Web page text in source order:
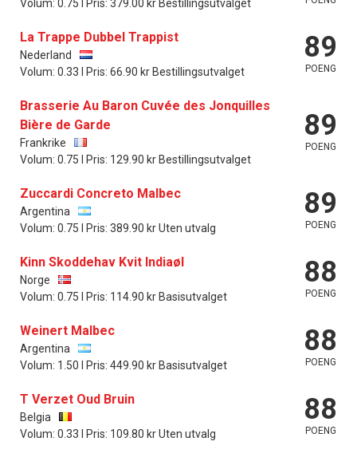
Volum: 0.75 l Pris: 379.00 kr Bestillingsutvalget
La Trappe Dubbel Trappist
Nederland
Volum: 0.33 l Pris: 66.90 kr Bestillingsutvalget
89
POENG
Brasserie Au Baron Cuvée des Jonquilles
Bière de Garde
Frankrike
Volum: 0.75 l Pris: 129.90 kr Bestillingsutvalget
89
POENG
Zuccardi Concreto Malbec
Argentina
Volum: 0.75 l Pris: 389.90 kr Uten utvalg
89
POENG
Kinn Skoddehav Kvit Indiaøl
Norge
Volum: 0.75 l Pris: 114.90 kr Basisutvalget
88
POENG
Weinert Malbec
Argentina
Volum: 1.50 l Pris: 449.90 kr Basisutvalget
88
POENG
T Verzet Oud Bruin
Belgia
Volum: 0.33 l Pris: 109.80 kr Uten utvalg
88
POENG